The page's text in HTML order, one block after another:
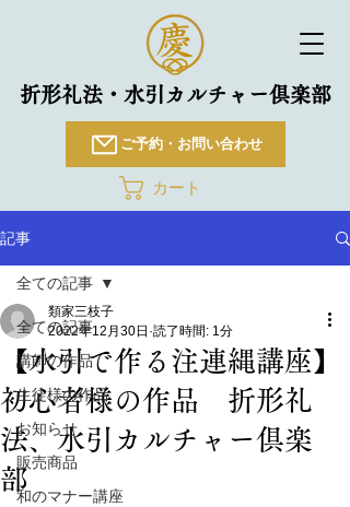
折形礼法・水引カルチャー倶楽部
ご予約・お問い合わせ
カート
記事
全ての記事
講師の作品
生徒様の作品
お知らせ
販売商品
和のマナー講座
全ての記事
【水引で作る注連縄講座】
初心者様の作品 折形礼
法、水引カルチャー倶楽
部
類家三枝子
2022年12月30日 読了時間: 1分